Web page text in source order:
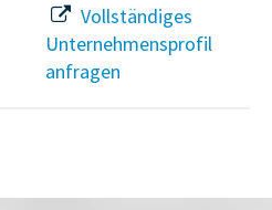
Vollständiges
Unternehmensprofil
anfragen